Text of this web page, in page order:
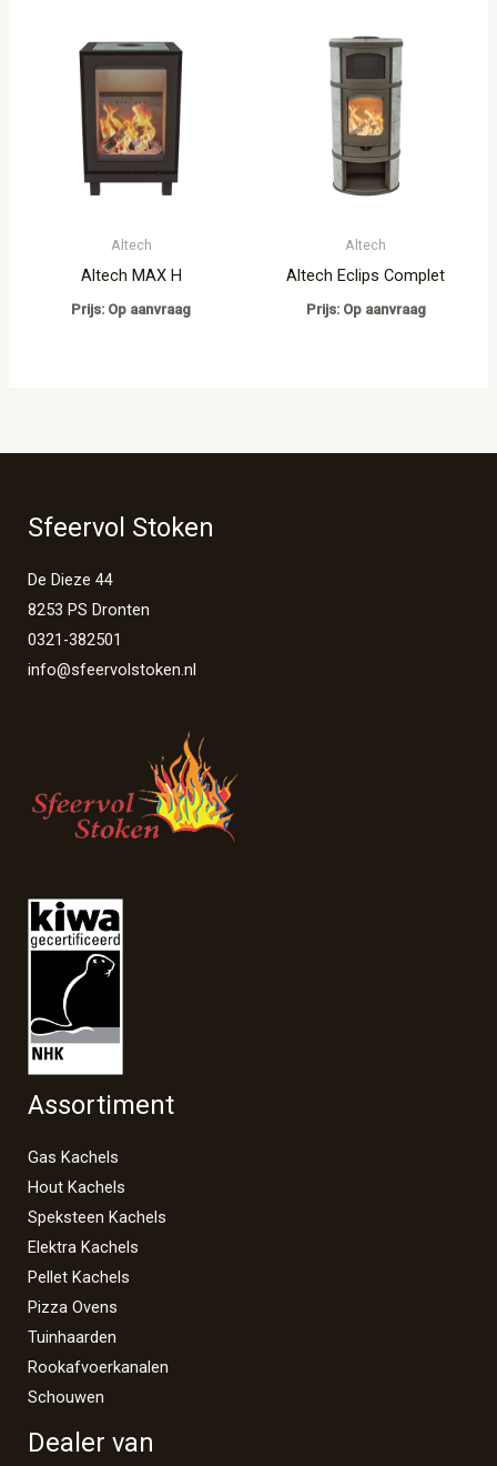
Altech
Altech MAX H
Prijs: Op aanvraag
Altech
Altech Eclips Complet
Prijs: Op aanvraag
Sfeervol Stoken
De Dieze 44
8253 PS Dronten
0321-382501
info@sfeervolstoken.nl
Assortiment
Gas Kachels
Hout Kachels
Speksteen Kachels
Elektra Kachels
Pellet Kachels
Pizza Ovens
Tuinhaarden
Rookafvoerkanalen
Schouwen
Dealer van